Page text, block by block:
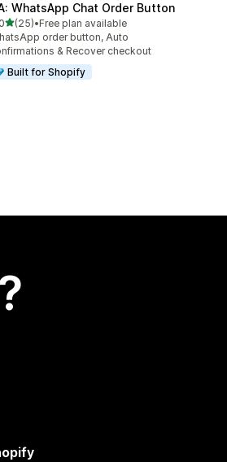
WhatsApp Chat Order Button
z 5 hvězd
(25)počet recenzí: 25
•Free plan available
order button, Auto
& Recover checkout
Built for Shopify